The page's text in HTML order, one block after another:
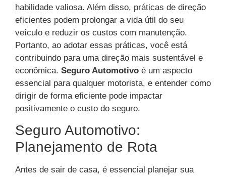
habilidade valiosa. Além disso, práticas de direção
eficientes podem prolongar a vida útil do seu
veículo e reduzir os custos com manutenção.
Portanto, ao adotar essas práticas, você está
contribuindo para uma direção mais sustentável e
econômica. Seguro Automotivo é um aspecto
essencial para qualquer motorista, e entender como
dirigir de forma eficiente pode impactar
positivamente o custo do seguro.
Seguro Automotivo:
Planejamento de Rota
Antes de sair de casa, é essencial planejar sua